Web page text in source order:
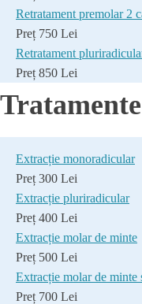
Retratament premolar 2
Preț 750 Lei
Retratament
Preț 850 Lei
Extracție monoradicular
Preț 300 Lei
Extracție pluriradicular
Preț 400 Lei
Extracție molar de minte
Preț 500 Lei
Extracție molar de minte
Preț 700 Lei